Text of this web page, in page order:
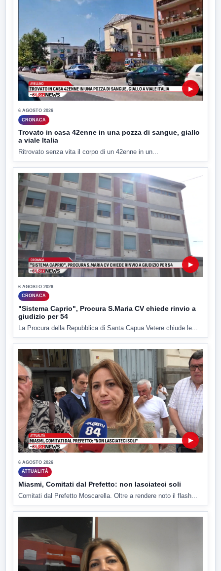
▶
6 AGOSTO 2026
CRONACA
Trovato in casa 42enne in una pozza di sangue, giallo
a viale Italia
Ritrovato senza vita il corpo di un 42enne in un...
▶
6 AGOSTO 2026
CRONACA
"Sistema Caprio", Procura S.Maria CV chiede rinvio a
giudizio per 54
La Procura della Repubblica di Santa Capua Vetere chiude le...
▶
6 AGOSTO 2026
ATTUALITÀ
Miasmi, Comitati dal Prefetto: non lasciateci soli
Comitati dal Prefetto Moscarella. Oltre a rendere noto il flash...